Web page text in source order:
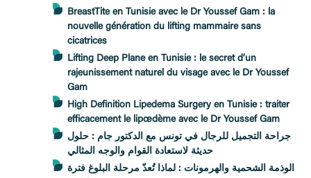
BreastTite en Tunisie avec le Dr Youssef Gam : la
nouvelle génération du lifting mammaire sans
cicatrices
Lifting Deep Plane en Tunisie : le secret d’un
rajeunissement naturel du visage avec le Dr Youssef
Gam
High Definition Lipedema Surgery en Tunisie : traiter
efficacement le lipœdème avec le Dr Youssef Gam
جراحة التجميل للرجال في تونس مع الدكتور جام : حلول
حديثة لاستعادة القوام والوجه المثالي
الوذمة الشحمية والهرمونات : لماذا تُعدّ مرحلة البلوغ فترة